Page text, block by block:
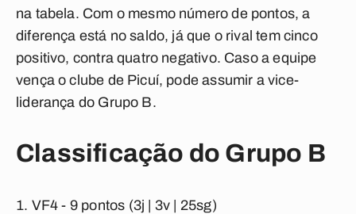
na tabela. Com o mesmo número de pontos, a
diferença está no saldo, já que o rival tem cinco
positivo, contra quatro negativo. Caso a equipe
vença o clube de Picuí, pode assumir a vice-
liderança do Grupo B.
Classificação do Grupo B
VF4 - 9 pontos (3j | 3v | 25sg)